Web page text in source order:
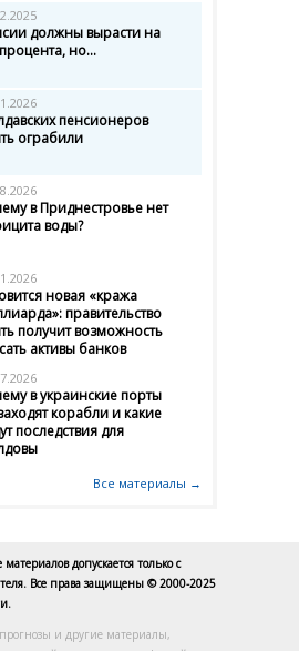
должны вырасти на
но...
пенсионеров
ограбили
в Приднестровье нет
воды?
новая «кража
правительство
получит возможность
активы банков
в украинские порты
корабли и какие
последствия для
Все материалы →
допускается только с
Все права защищены © 2000-2025
и другие материалы,